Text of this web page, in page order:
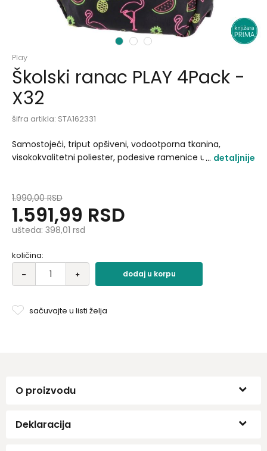
1 2 3
Play
Školski ranac PLAY 4Pack -
X32
šifra artikla: STA162331
Samostojeći, triput opšiveni, vodootporna tkanina,
visokokvalitetni poliester, podesive ramenice u obliku
poliester 600D Leđa: meka leđa Ziperi: ZOOM - metalni
potezači Aplikacija: sublimacija i gumena značka.
detaljnije
1.990,00 RSD
1.591,99 RSD
ušteda: 398,01 rsd
količina:
dodaj u korpu
sačuvajte u listi želja
O proizvodu
Deklaracija